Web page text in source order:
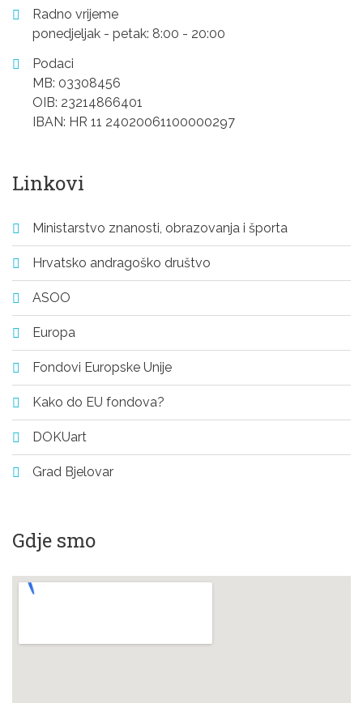
Radno vrijeme
ponedjeljak - petak: 8:00 - 20:00
Podaci
MB: 03308456
OIB: 23214866401
IBAN: HR 11 24020061100000297
Linkovi
Ministarstvo znanosti, obrazovanja i športa
Hrvatsko andragoško društvo
ASOO
Europa
Fondovi Europske Unije
Kako do EU fondova?
DOKUart
Grad Bjelovar
Gdje smo